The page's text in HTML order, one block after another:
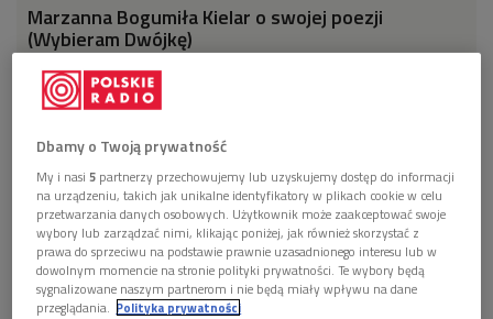
Marzanna Bogumiła Kielar o swojej poezji
(Wybieram Dwójkę)
Dbamy o Twoją prywatność
My i nasi5 partnerzy przechowujemy lub uzyskujemy dostęp do informacji
na urządzeniu, takich jak unikalne identyfikatory w plikach cookie w celu
przetwarzania danych osobowych. Użytkownik może zaakceptować swoje
wybory lub zarządzać nimi, klikając poniżej, jak również skorzystać z
prawa do sprzeciwu na podstawie prawnie uzasadnionego interesu lub w
dowolnym momencie na stronie polityki prywatności. Te wybory będą
sygnalizowane naszym partnerom i nie będą miały wpływu na dane
przeglądania. Polityka prywatności